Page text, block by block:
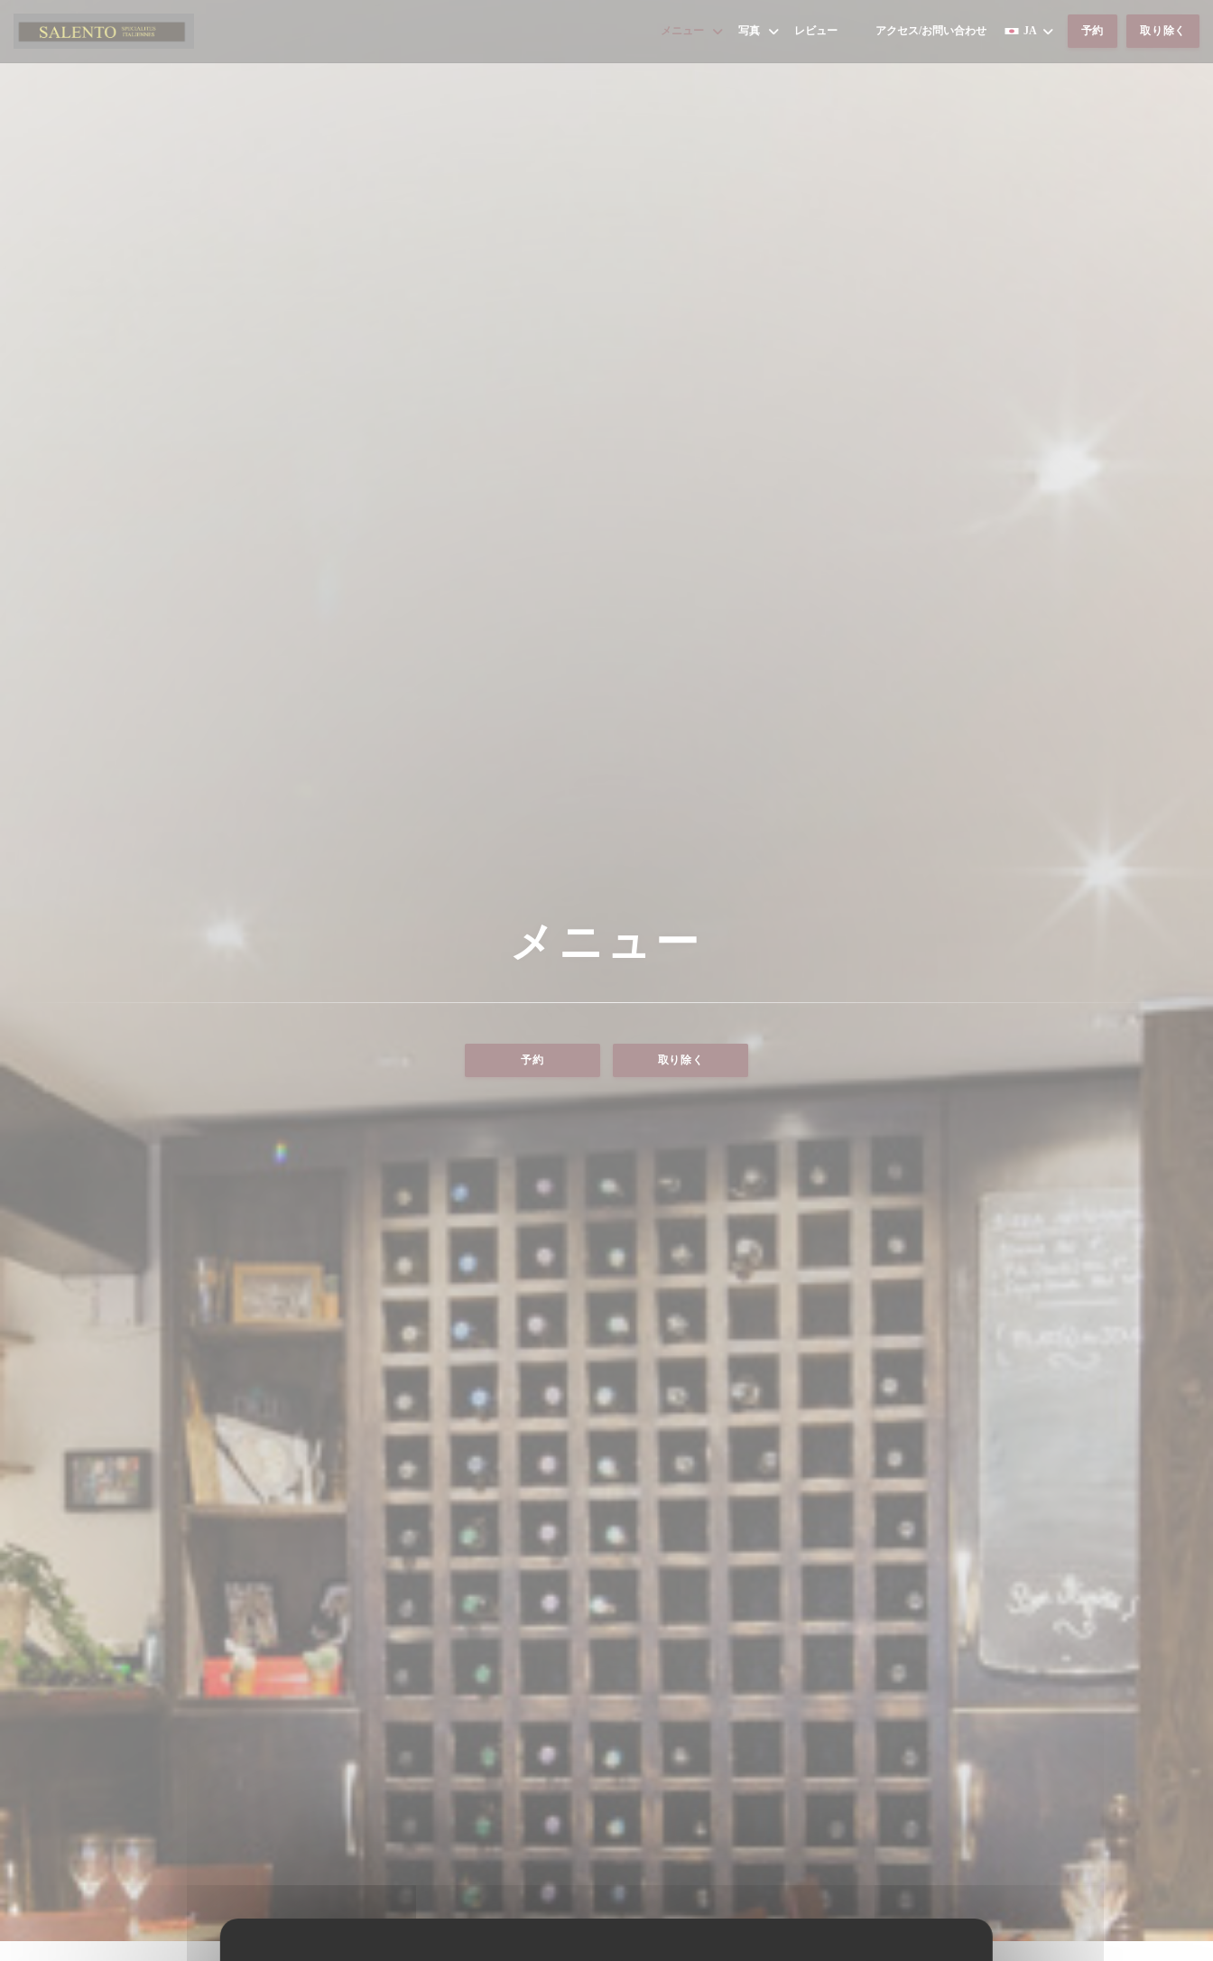
メニュー 写真 レビュー
((新しいウィンドウで開きます))
((新しいウィンドウで開きます))
アクセス/お問い合わせ JA 予約 取り除く
メニュー
予約 取り除く